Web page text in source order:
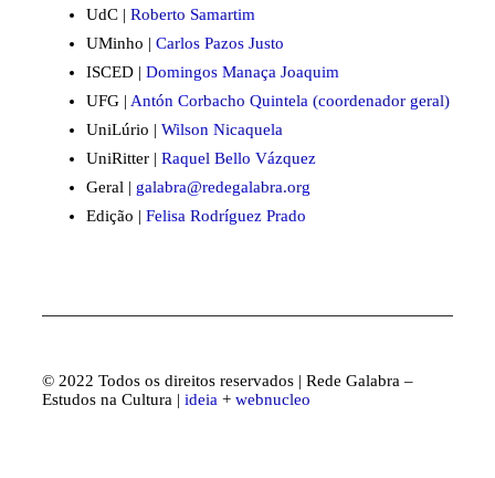
UdC | Roberto Samartim
UMinho | Carlos Pazos Justo
ISCED | Domingos Manaça Joaquim
UFG | Antón Corbacho Quintela (coordenador geral)
UniLúrio | Wilson Nicaquela
UniRitter | Raquel Bello Vázquez
Geral | galabra@redegalabra.org
Edição | Felisa Rodríguez Prado
© 2022 Todos os direitos reservados | Rede Galabra –
Estudos na Cultura | ideia + webnucleo